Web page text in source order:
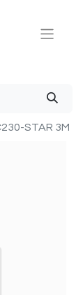
STAR 3M